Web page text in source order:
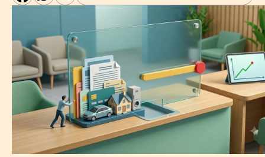
Власть
Геополитика
Исследования